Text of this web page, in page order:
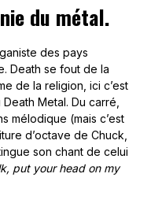
du métal.
des pays
Death se fout de la
de la religion, ici c’est
Metal. Du carré,
mélodique (mais c’est
d’octave de Chuck,
son chant de celui
put your head on my